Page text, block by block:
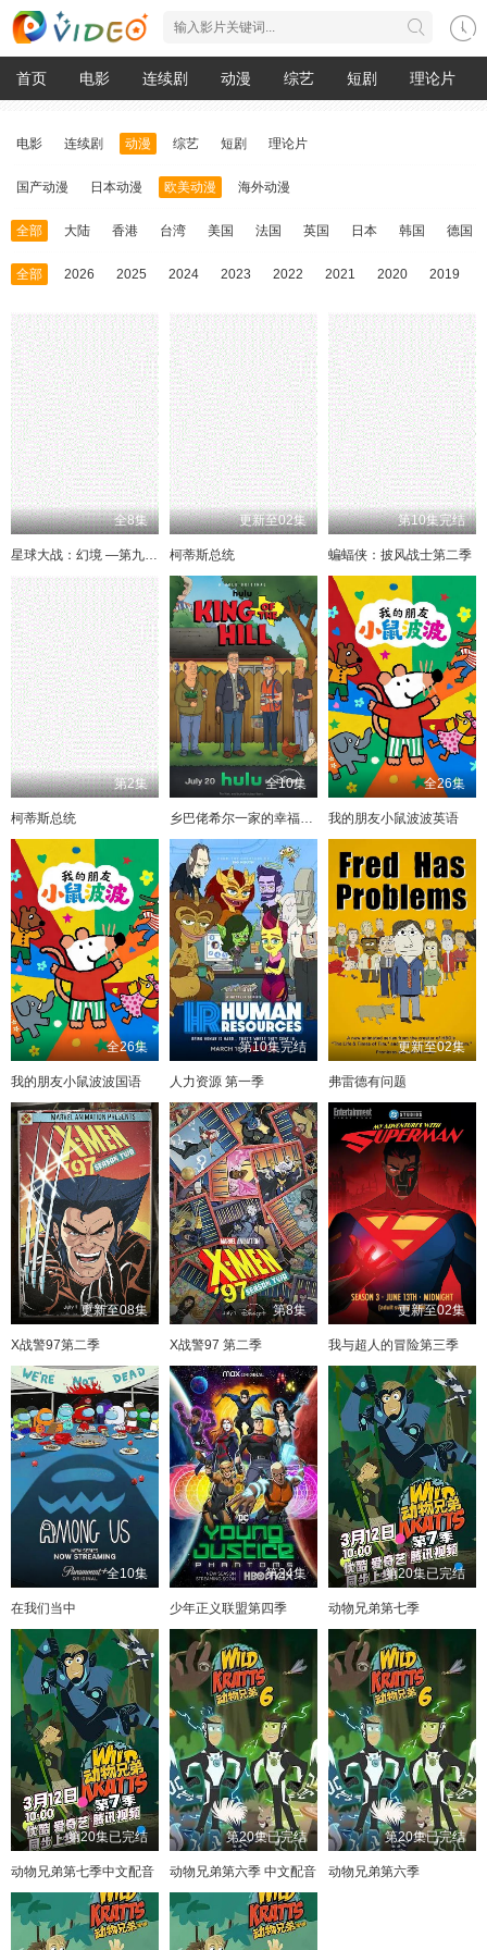
首页 电影 连续剧 动漫 综艺 短剧 理论片
电影 连续剧 动漫 综艺 短剧 理论片
国产动漫 日本动漫 欧美动漫 海外动漫
全部 大陆 香港 台湾 美国 法国 英国 日本 韩国 德国
全部 2026 2025 2024 2023 2022 2021 2020 2019
全8集
星球大战：幻境 —第九个绝地武士
更新至02集
柯蒂斯总统
第10集完结
蝙蝠侠：披风战士第二季
第2集
柯蒂斯总统
全10集
乡巴佬希尔一家的幸福生活第十五季
全26集
我的朋友小鼠波波英语
全26集
我的朋友小鼠波波国语
第10集完结
人力资源 第一季
更新至02集
弗雷德有问题
更新至08集
X战警97第二季
第8集
X战警97 第二季
更新至02集
我与超人的冒险第三季
全10集
在我们当中
第24集
少年正义联盟第四季
第20集已完结
动物兄弟第七季
第20集已完结
动物兄弟第七季中文配音
第20集已完结
动物兄弟第六季 中文配音
第20集已完结
动物兄弟第六季